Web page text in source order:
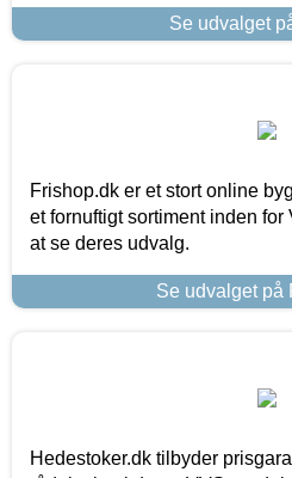
Se udvalget
Frishop.dk er et stort online
et fornuftigt sortiment inden
at se deres udvalg.
Se udvalget på
Hedestoker.dk tilbyder